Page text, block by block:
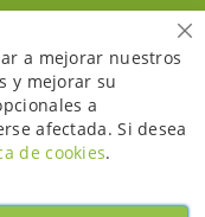
a mejorar nuestros
y mejorar su
a
afectada. Si desea
de cookies.